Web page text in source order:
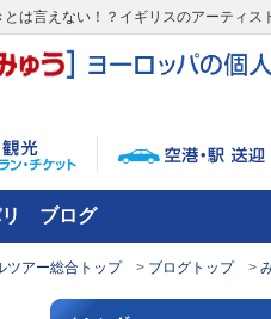
とは言えない！？イギリスのアーティ
リ ブログ
ツアー総合トップ ブログトップ